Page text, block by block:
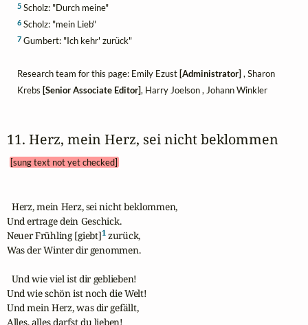
5Scholz: "Durch meine"
6Scholz: "mein Lieb"
7Gumbert: "Ich kehr' zurück"
Research team for this page: Emily Ezust [Administrator] , Sharon
Krebs [Senior Associate Editor], Harry Joelson , Johann Winkler
11. Herz, mein Herz, sei nicht beklommen
[sung text not yet checked]
  Herz, mein Herz, sei nicht beklommen,
Und ertrage dein Geschick.
Neuer Frühling [giebt]1 zurück,
Was der Winter dir genommen.
  Und wie viel ist dir geblieben!
Und wie schön ist noch die Welt!
Und mein Herz, was dir gefällt,
Alles, alles darfst du lieben!